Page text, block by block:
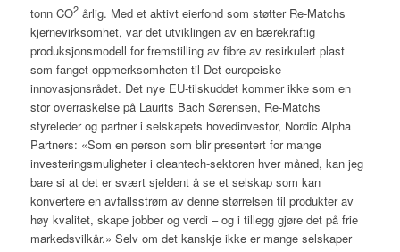
tonn CO2årlig. Med et aktivt eierfond som støtter Re-Matchs
kjernevirksomhet, var det utviklingen av en bærekraftig
produksjonsmodell for fremstilling av fibre av resirkulert plast
som fanget oppmerksomheten til Det europeiske
innovasjonsrådet. Det nye EU-tilskuddet kommer ikke som en
stor overraskelse på Laurits Bach Sørensen, Re-Matchs
styreleder og partner i selskapets hovedinvestor, Nordic Alpha
Partners: «Som en person som blir presentert for mange
investeringsmuligheter i cleantech-sektoren hver måned, kan jeg
bare si at det er svært sjeldent å se et selskap som kan
konvertere en avfallsstrøm av denne størrelsen til produkter av
høy kvalitet, skape jobber og verdi – og i tillegg gjøre det på frie
markedsvilkår.» Selv om det kanskje ikke er mange selskaper